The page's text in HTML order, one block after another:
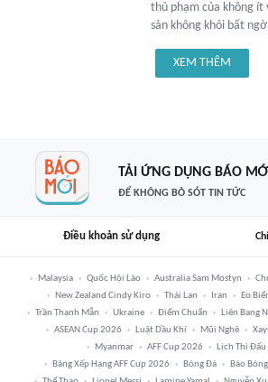
thủ phạm của không ít
sản không khỏi bất
XEM THÊM
TẢI ỨNG DỤNG BÁO MỚI
ĐỂ KHÔNG BỎ SÓT TIN TỨC
Điều khoản sử dụng
Malaysia Quốc Hội Lào Australia Sam Mostyn
New Zealand Cindy Kiro
Thái Lan Iran Eo
Trần Thanh Mẫn
Ukraine Điểm Chuẩn Liên Bang
ASEAN Cup 2026
Luật Dầu Khí Mũi Nghê
Myanmar
AFF Cup 2026
Lịch Thi Đấu
Bảng Xếp Hạng AFF Cup 2026
Bóng Đá Báo